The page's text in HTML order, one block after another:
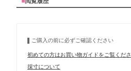
ご購入の前に必ずご確認ください
初めての方はお買い物ガイドをご覧くだ
採寸について